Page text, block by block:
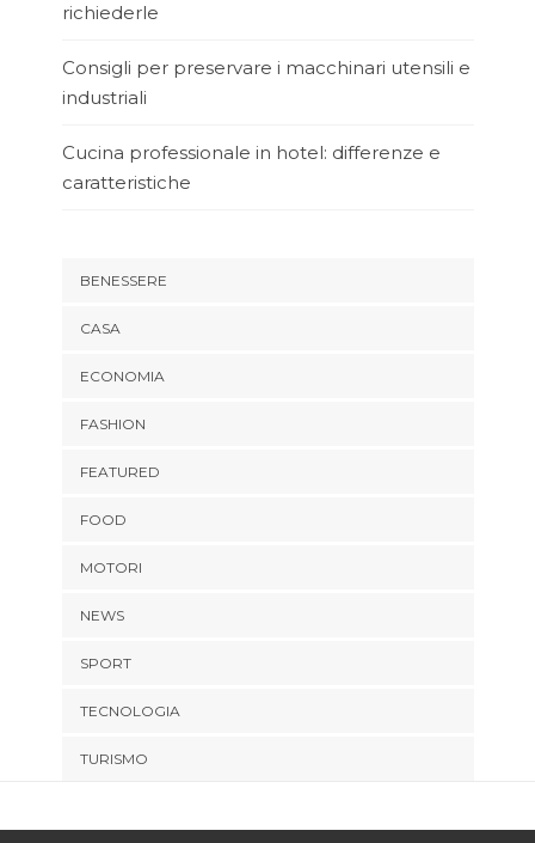
richiederle
Consigli per preservare i macchinari utensili e
industriali
Cucina professionale in hotel: differenze e
caratteristiche
BENESSERE
CASA
ECONOMIA
FASHION
FEATURED
FOOD
MOTORI
NEWS
SPORT
TECNOLOGIA
TURISMO